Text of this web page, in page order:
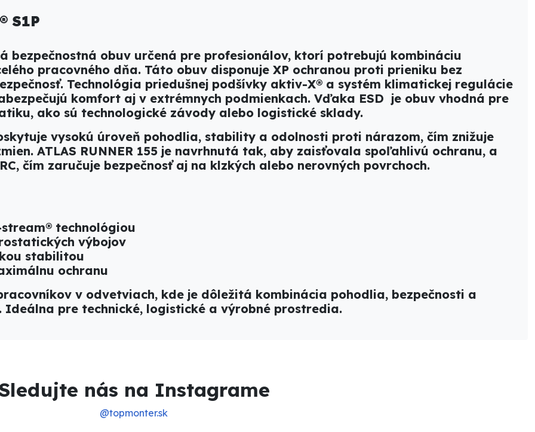
S1P
bezpečnostná obuv určená pre profesionálov, ktorí potrebujú kombináciu
pracovného dňa. Táto obuv disponuje XP ochranou proti prieniku bez
Technológia priedušnej podšívky aktiv-X® a systém klimatickej regulácie
komfort aj v extrémnych podmienkach. Vďaka ESD je obuv vhodná pre
ako sú technologické závody alebo logistické sklady.
vysokú úroveň pohodlia, stability a odolnosti proti nárazom, čím znižuje
ATLAS RUNNER 155 je navrhnutá tak, aby zaisťovala spoľahlivú ochranu, a
čím zaručuje bezpečnosť aj na klzkých alebo nerovných povrchoch.
technológiou
výbojov
stabilitou
ochranu
v odvetviach, kde je dôležitá kombinácia pohodlia, bezpečnosti a
pre technické, logistické a výrobné prostredia.
nás na Instagrame
@topmonter.sk